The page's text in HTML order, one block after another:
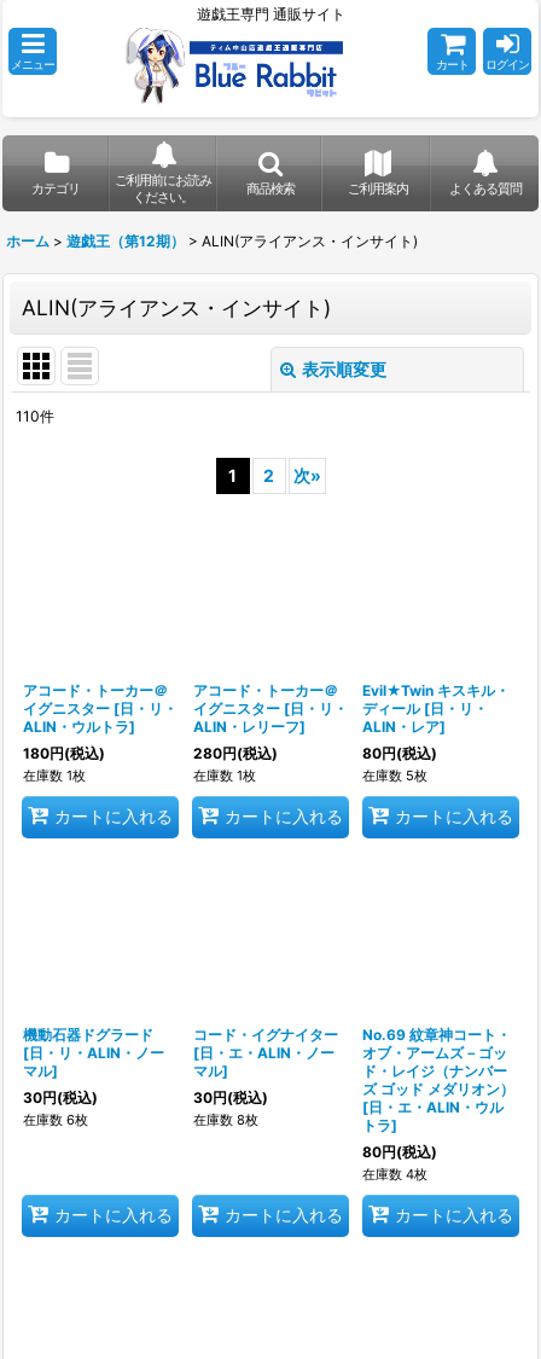
遊戯王専門 通販サイト
メニュー カート ログイン
カテゴリ
ご利用前にお読み
ください。
商品検索 ご利用案内 よくある質問
ホーム > 遊戯王（第12期） > ALIN(アライアンス・インサイト)
ALIN(アライアンス・インサイト)
表示順変更
110件
1 2 次»
アコード・トーカー＠
イグニスター [日・リ・
ALIN・ウルトラ]
180円(税込)
在庫数 1枚
カートに入れる
アコード・トーカー＠
イグニスター [日・リ・
ALIN・レリーフ]
280円(税込)
在庫数 1枚
カートに入れる
Evil★Twin キスキル・
ディール [日・リ・
ALIN・レア]
80円(税込)
在庫数 5枚
カートに入れる
機動石器ドグラード
[日・リ・ALIN・ノー
マル]
30円(税込)
在庫数 6枚
カートに入れる
コード・イグナイター
[日・エ・ALIN・ノー
マル]
30円(税込)
在庫数 8枚
カートに入れる
No.69 紋章神コート・
オブ・アームズ－ゴッ
ド・レイジ（ナンバー
ズ ゴッド メダリオン）
[日・エ・ALIN・ウル
トラ]
80円(税込)
在庫数 4枚
カートに入れる